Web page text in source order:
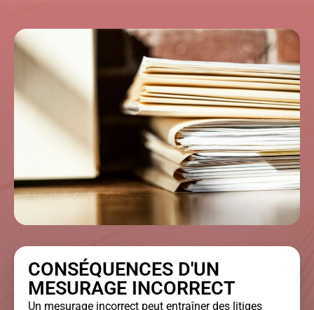
CONSÉQUENCES D'UN
MESURAGE INCORRECT
Un mesurage incorrect peut entraîner des litiges